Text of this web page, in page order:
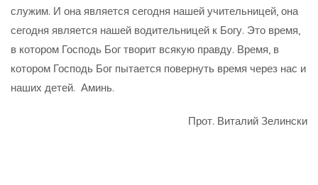
служим. И она является сегодня нашей учительницей, она
сегодня является нашей водительницей к Богу. Это время,
в котором Господь Бог творит всякую правду. Время, в
котором Господь Бог пытается повернуть время через нас и
наших детей. Аминь.
Прот. Виталий Зелински